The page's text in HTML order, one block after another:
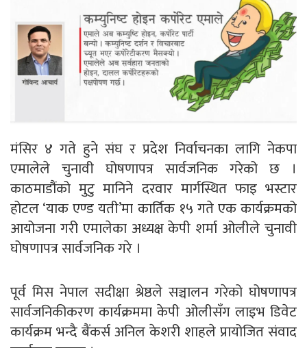
मंसिर ४ गते हुने संघ र प्रदेश निर्वाचनका लागि नेकपा
एमालेले चुनावी घोषणापत्र सार्वजनिक गरेको छ ।
काठमाडौंको मुटु मानिने दरवार मार्गस्थित फाइ भस्टार
होटल ‘याक एण्ड यती’मा कार्तिक १५ गते एक कार्यक्रमको
आयोजना गरी एमालेका अध्यक्ष केपी शर्मा ओलीले चुनावी
घोषणापत्र सार्वजनिक गरे ।
पूर्व मिस नेपाल सदीक्षा श्रेष्ठले सञ्चालन गरेको घोषणापत्र
सार्वजनिकीकरण कार्यक्रममा केपी ओलीसँग लाइभ डिवेट
कार्यक्रम भन्दै बैंकर्स अनिल केशरी शाहले प्रायोजित संवाद